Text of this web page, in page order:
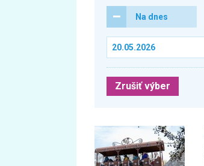
Na dnes
Zrušiť výber